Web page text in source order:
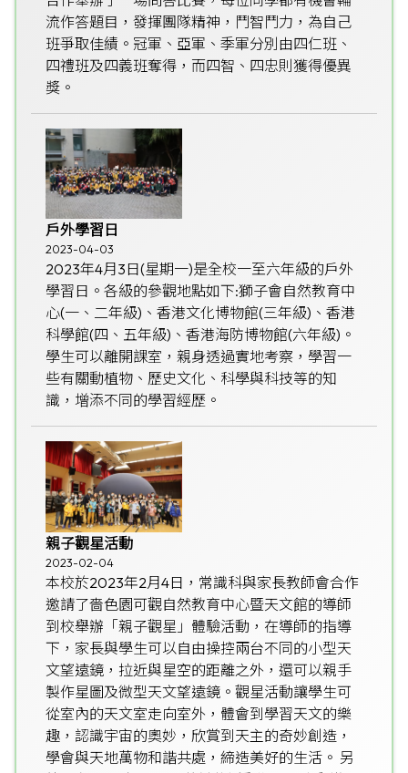
流作答題目，發揮團隊精神，鬥智鬥力，為自己
班爭取佳績。冠軍、亞軍、季軍分別由四仁班、
四禮班及四義班奪得，而四智、四忠則獲得優異
獎。
戶外學習日
2023-04-03
2023年4月3日(星期一)是全校一至六年級的戶外
學習日。各級的參觀地點如下:獅子會自然教育中
心(一、二年級)、香港文化博物館(三年級)、香港
科學館(四、五年級)、香港海防博物館(六年級)。
學生可以離開課室，親身透過實地考察，學習一
些有關動植物、歷史文化、科學與科技等的知
識，增添不同的學習經歷。
親子觀星活動
2023-02-04
本校於2023年2月4日，常識科與家長教師會合作
邀請了嗇色園可觀自然教育中心暨天文館的導師
到校舉辦「親子觀星」體驗活動，在導師的指導
下，家長與學生可以自由操控兩台不同的小型天
文望遠鏡，拉近與星空的距離之外，還可以親手
製作星圖及微型天文望遠鏡。觀星活動讓學生可
從室內的天文室走向室外，體會到學習天文的樂
趣，認識宇宙的奧妙，欣賞到天主的奇妙創造，
學會與天地萬物和諧共處，締造美好的生活。 另